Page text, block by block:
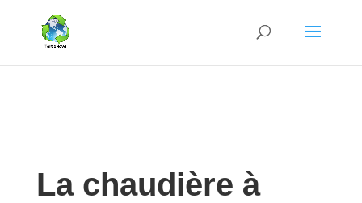
La chaudière à